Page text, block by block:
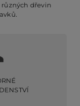
různých dřevin